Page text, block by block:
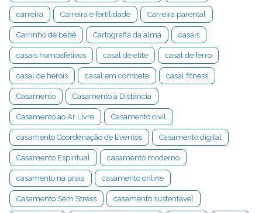
carreira Carreira e fertilidade Carreira parental
Carrinho de bebê Cartografia da alma casais
casais homoafetivos casal de elite casal de ferro
casal de heróis casal em combate casal fitness
Casamento Casamento à Distância
Casamento ao Ar Livre Casamento civil
casamento Coordenação de Eventos Casamento digital
Casamento Espiritual casamento moderno
casamento na praia casamento online
Casamento Sem Stress casamento sustentável